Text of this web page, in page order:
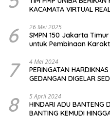
KACAMATA VIRTUAL
6 26 Mei 2025
SMPN 150 Jakarta
untuk Pembinaan
7 4 Mei 2024
PERINGATAN
GEDANGAN DIGELAR
8 5 April 2024
HINDARI ADU BANTENG
BANTING KEMUDI